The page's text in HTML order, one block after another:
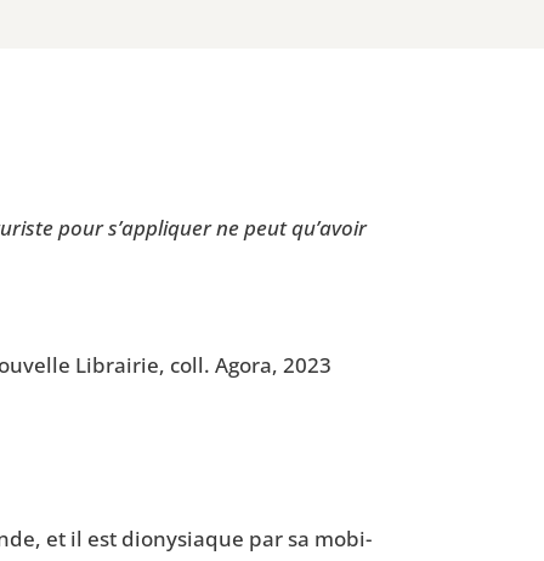
pour s’appliquer ne peut qu’avoir
Librai­rie, coll. Ago­ra, 2023
et il est dio­ny­siaque par sa mobi­